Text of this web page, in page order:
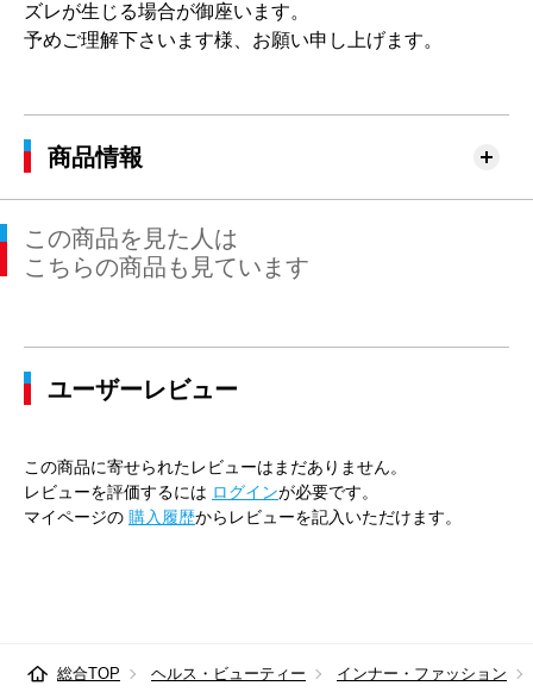
ズレが生じる場合が御座います。
予めご理解下さいます様、お願い申し上げます。
商品情報
この商品を見た人は
こちらの商品も見ています
ユーザーレビュー
この商品に寄せられたレビューはまだありません。
レビューを評価するには ログインが必要です。
マイページの 購入履歴からレビューを記入いただけます。
総合TOP ヘルス・ビューティー インナー・ファッション